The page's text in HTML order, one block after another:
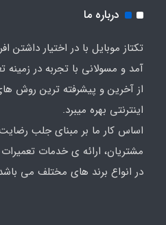
درباره ما
تکتاز موبایل با در اختیار داشتن
آمد و مسولانی با تجربه در زمینه
از آخرین و پیشرفته ترین روش
اینترنتی بهره میبرد.
اساس کار ما بر مبنای جلب
مشتریان، ارائه ی خدمات
در انواع برند های مختلف می